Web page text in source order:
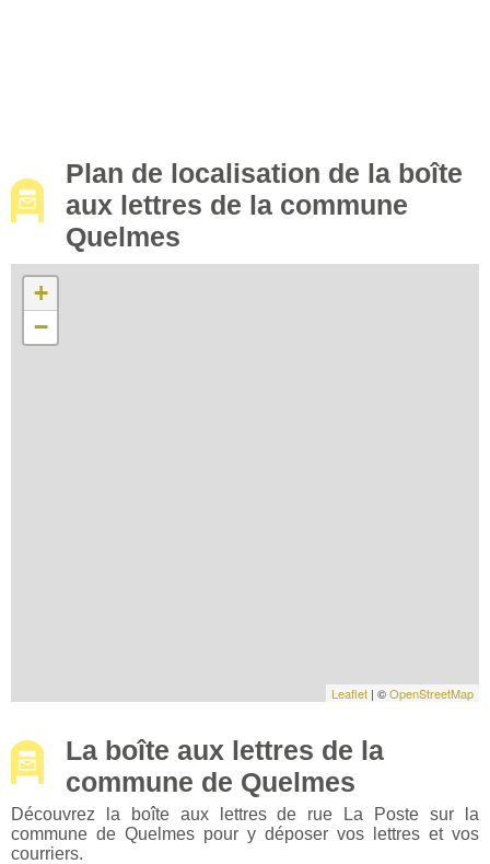
Plan de localisation de la boîte
aux lettres de la commune
Quelmes
+
−
Leaflet | ©OpenStreetMap
La boîte aux lettres de la
commune de Quelmes
Découvrez la boîte aux lettres de rue La Poste sur la
commune de Quelmes pour y déposer vos lettres et vos
courriers.